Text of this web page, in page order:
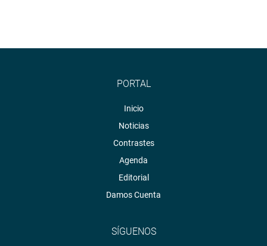
PORTAL
Inicio
Noticias
Contrastes
Agenda
Editorial
Damos Cuenta
SÍGUENOS